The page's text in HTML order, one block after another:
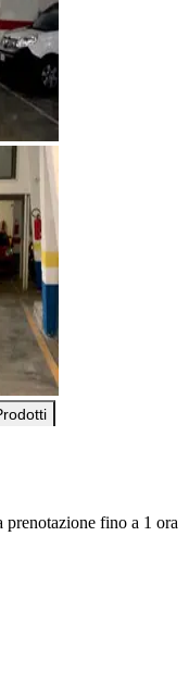
prenotazione fino a 1 ora